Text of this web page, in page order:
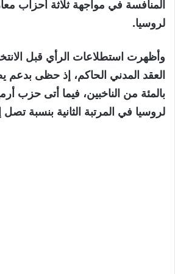
المنافسة في مواجهة ثلاثة أحزاب
لروسيا.
وأظهرت استطلاعات الرأي قبل
بالمئة من الناخبين، فيما أتى حزب
لروسيا في المرتبة الثانية بنسبة تصل إلى 11